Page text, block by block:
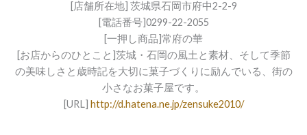
[店舗所在地] 茨城県石岡市府中2-2-9
[電話番号]0299-22-2055
[一押し商品]常府の華
[お店からのひとこと]茨城・石岡の風土と素材、そして季節
の美味しさと歳時記を大切に菓子づくりに励んでいる、街の
小さなお菓子屋です。
[URL] http://d.hatena.ne.jp/zensuke2010/